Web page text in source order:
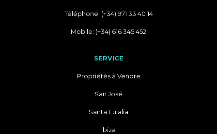
Téléphone: (+34) 971 33 40 14
Mobile: (+34) 616 345 452
SERVICE
Propriétés à Vendre
San José
Santa Eulalia
Ibiza